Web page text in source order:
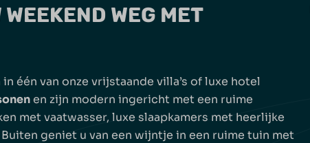
WEG MET
één van onze vrijstaande villa’s of luxe hotel
en zijn modern ingericht met een ruime
met vaatwasser, luxe slaapkamers met heerlijke
geniet u van een wijntje in een ruime tuin met